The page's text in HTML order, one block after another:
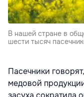
В нашей стране в
шести тысяч
Пасечники
медовой